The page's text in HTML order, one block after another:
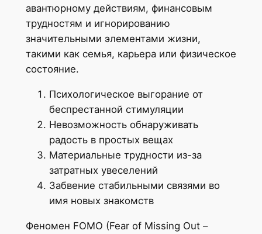
авантюрному действиям, финансовым
трудностям и игнорированию
значительными элементами жизни,
такими как семья, карьера или физическое
состояние.
Психологическое выгорание от
беспрестанной стимуляции
Невозможность обнаруживать
радость в простых вещах
Материальные трудности из-за
затратных увеселений
Забвение стабильными связями во
имя новых знакомств
Феномен FOMO (Fear of Missing Out –